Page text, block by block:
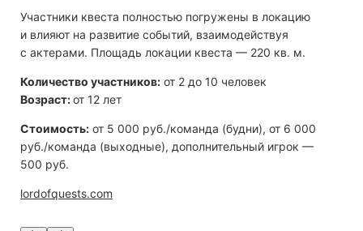
Участники квеста полностью погружены в локацию
и влияют на развитие событий, взаимодействуя
с актерами. Площадь локации квеста — 220 кв. м.
Количество участников: от 2 до 10 человек
Возраст:от 12 лет
Стоимость: от 5 000 руб./команда (будни), от 6 000
руб./команда (выходные), дополнительный игрок —
500 руб.
lordofquests.com